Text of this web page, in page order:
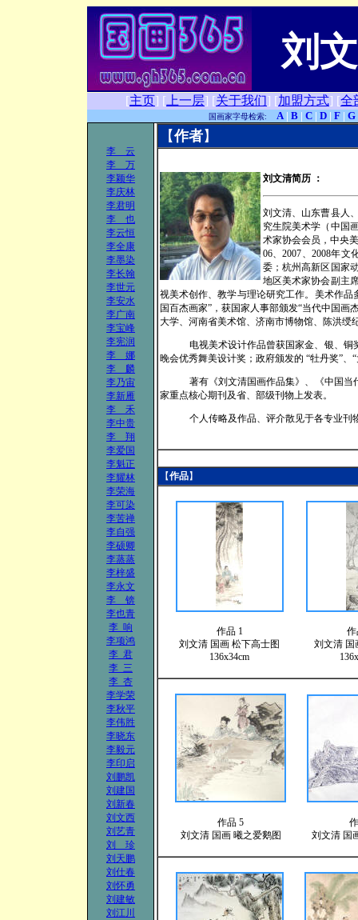
刘
[主页] [ 上一层] [关于我们] [加盟方式] [全
国画家字母检索: A| B| C| D| F| G
李 云
李 万
李颖华
李庆林
李君明
李 也
李云恒
李全康
李墨染
李长翰
李世元
李安水
李广南
李宝峰
李宪润
李 娜
李 麟
李乃宙
李新雁
李 禾
李中贵
李 翔
李爱国
李魁正
李耀林
李荣海
李可染
李苦禅
李自强
李硕卿
李蒸蒸
李梓盛
李永文
李 锛
李也青
李 响
李项鸿
李 君
李 三
李 杏
李学荣
李秋平
李伟胜
李晓东
李毅元
李印启
刘鹏凯
刘建国
刘新春
刘文西
刘艺青
刘 珍
刘天鹏
刘仕春
刘怀勇
刘建敏
刘江川
【作者】
刘文清简历：
刘文清、山东曹县人
究生院美术学（中国
术家协会会员，中央
06、2007、2008年文
委；杭州高新区国家
地区美术家协会副主
视美术创作、教学与理论研究工作。美术作品
国百杰画家”，获国家人事部颁发“当代中国
大学、河南省美术馆、济南市博物馆、陈洪绶
电视美术设计作品曾获国家金、银、铜
晚会优秀舞美设计奖；政府颁发的 “牡丹奖”、
著有《刘文清国画作品集》、《中国
家重点核心期刊及省、部级刊物上发表。
个人传略及作品、评介散见于各专业刊
【作品】
作品 1
作
刘文清 国画 松下高士图 刘文清 国
136x34cm
作品 5
刘文清国画 曦之爱鹅图 刘文清 国